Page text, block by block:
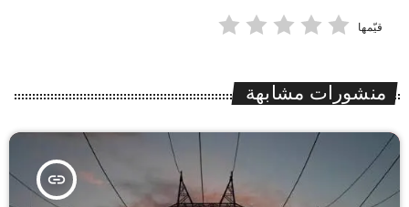
قيّمها
منشورات مشابهة
insert_link